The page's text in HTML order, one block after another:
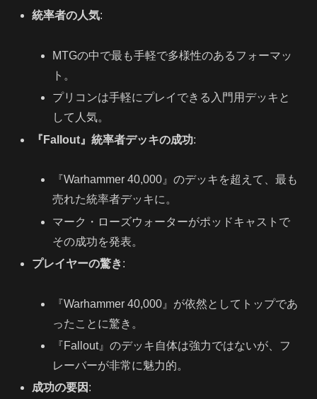
統率者の人気:
MTGの中で最も手軽で多様性のあるフォーマッ
ト。
プリコンは手軽にプレイできる入門用デッキと
して人気。
『Fallout』統率者デッキの成功:
『Warhammer 40,000』のデッキを超えて、最も
売れた統率者デッキに。
マーク・ローズウォーターがポッドキャストで
その成功を発表。
プレイヤーの驚き:
『Warhammer 40,000』が依然としてトップであ
ったことに驚き。
『Fallout』のデッキ自体は強力ではないが、フ
レーバーが非常に魅力的。
成功の要因 :